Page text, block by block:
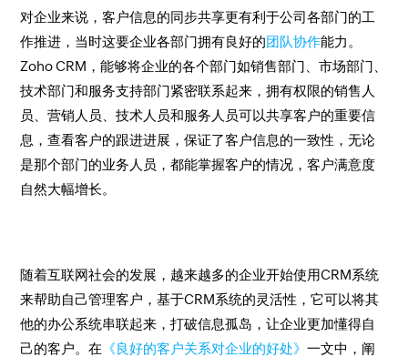
对企业来说，客户信息的同步共享更有利于公司各部门的工
作推进，当时这要企业各部门拥有良好的团队协作能力。
Zoho CRM，能够将企业的各个部门如销售部门、市场部门、
技术部门和服务支持部门紧密联系起来，拥有权限的销售人
员、营销人员、技术人员和服务人员可以共享客户的重要信
息，查看客户的跟进进展，保证了客户信息的一致性，无论
是那个部门的业务人员，都能掌握客户的情况，客户满意度
自然大幅增长。
随着互联网社会的发展，越来越多的企业开始使用CRM系统
来帮助自己管理客户，基于CRM系统的灵活性，它可以将其
他的办公系统串联起来，打破信息孤岛，让企业更加懂得自
己的客户。在 《良好的客户关系对企业的好处》一文中，阐